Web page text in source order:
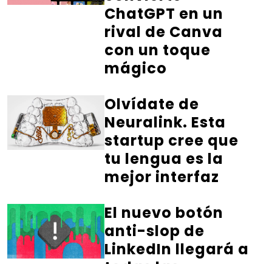
ChatGPT en un
rival de Canva
con un toque
mágico
Olvídate de
Neuralink. Esta
startup cree que
tu lengua es la
mejor interfaz
El nuevo botón
anti-slop de
LinkedIn llegará a